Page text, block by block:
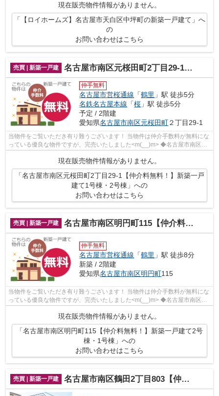
現在販売物件情報がありません。
「【ロイホームズ】名古屋市天白区中坪町の新築一戸建て」へ
の
お問い合わせはこちら
売買 | 新築一戸建 名古屋市南区元桜田町2丁目29-1【仲介料無料！】新築一戸建て1号棟・2号棟
仲手無料
名古屋市営桜通線 「鶴里 」駅 徒歩5分
名鉄名古屋本線 「桜 」駅 徒歩5分
予定 / 2階建
愛知県名古屋市南区元桜田町２丁目29-1
当物件をご覧いただき有り難うございます！ 当物件は仲介手数料が無料にな
っている優良な物件ですが、完売いたしました<m(__)m> ◆名古屋市南区元
桜田町２丁目でのマイホーム...
現在販売物件情報がありません。
「名古屋市南区元桜田町2丁目29-1【仲介料無料！】新築一戸
建て1号棟・2号棟」への
お問い合わせはこちら
売買 | 新築一戸建 名古屋市南区明円町115【仲介料無料！】新築一戸建て2号棟・1号棟
仲手無料
名古屋市営桜通線 「鶴里 」駅 徒歩8分
新築 / 2階建
愛知県名古屋市南区明円町115
当物件をご覧いただき有り難うございます！ 当物件は仲介手数料が無料にな
っている優良な物件ですが、完売いたしました<m(__)m> ◆名古屋市南区明
現在販売物件情報がありません。
「名古屋市南区明円町115【仲介料無料！】新築一戸建て2号
棟・1号棟」への
お問い合わせはこちら
売買 | 新築一戸建 名古屋市南区鶴田2丁目803【仲介手数料無料】新築一戸建て